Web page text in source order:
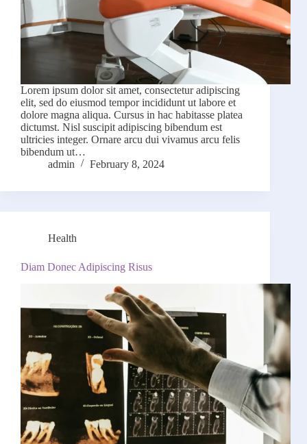
Lorem ipsum dolor sit amet, consectetur adipiscing
elit, sed do eiusmod tempor incididunt ut labore et
dolore magna aliqua. Cursus in hac habitasse platea
dictumst. Nisl suscipit adipiscing bibendum est
ultricies integer. Ornare arcu dui vivamus arcu felis
bibendum ut…
admin
February 8, 2024
Health
Diam Donec Adipiscing Risus